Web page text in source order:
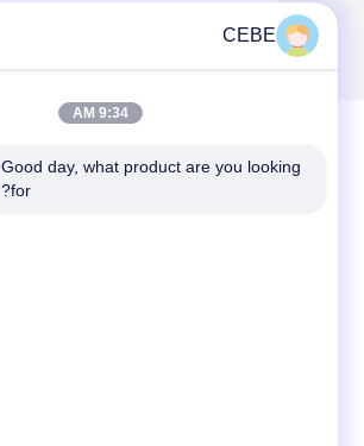
CEBE
9:34 AM
Good day, what product are you looking
for?